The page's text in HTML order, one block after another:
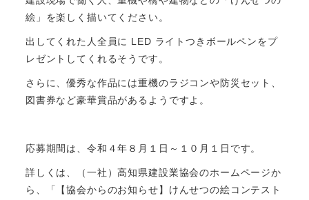
絵」を楽しく描いてください。
出してくれた人全員に LED ライトつきボールペンをプ
レゼントしてくれるそうです。
さらに、優秀な作品には重機のラジコンや防災セット、
図書券など豪華賞品があるようですよ。
応募期間は、令和４年８月１日～１０月１日です。
詳しくは、（一社）高知県建設業協会のホームページか
ら、「【協会からのお知らせ】けんせつの絵コンテスト